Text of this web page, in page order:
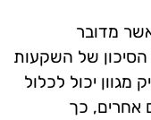
מדובר
של השקעות
מגוון יכול לכלול
אחרים, כך